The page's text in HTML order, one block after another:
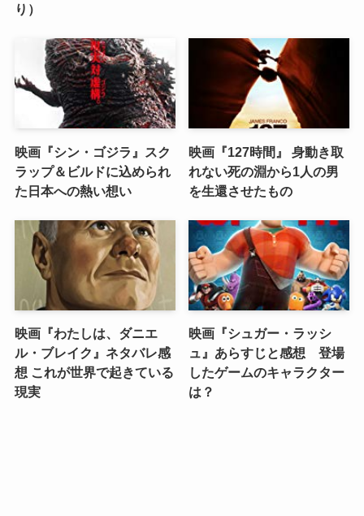
り）
映画『シン・ゴジラ』スク
ラップ＆ビルドに込められ
た日本への熱い想い
映画『127時間』 身動き取
れない死の淵から1人の男
を生還させたもの
映画『わたしは、ダニエ
ル・ブレイク』ネタバレ感
想 これが世界で起きている
現実
映画『シュガー・ラッシ
ュ』あらすじと感想 登場
したゲームのキャラクター
は？